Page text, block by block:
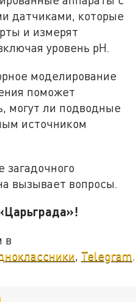
датчиками, которые
и измерят
уровень pH.
моделирование
поможет
могут ли подводные
источником
вызывает вопросы.
«Царьграда»!
в
, Telegram.